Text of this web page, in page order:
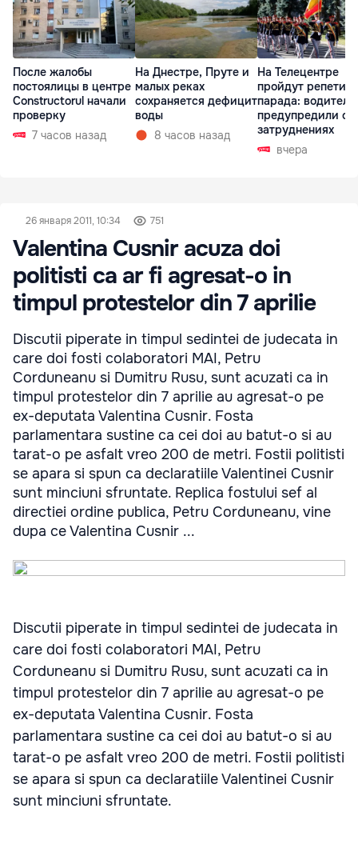
После жалобы
постоялицы в центре
Constructorul начали
проверку
7 часов назад
На Днестре, Пруте и
малых реках
сохраняется дефицит
воды
8 часов назад
На Телецентре
пройдут
парада:
предупредили о
затруднениях
вчера
26 января 2011, 10:34 751
Valentina Cusnir acuza doi
politisti ca ar fi agresat-o in
timpul protestelor din 7 aprilie
Discutii piperate in timpul sedintei de judecata in
care doi fosti colaboratori MAI, Petru
Corduneanu si Dumitru Rusu, sunt acuzati ca in
timpul protestelor din 7 aprilie au agresat-o pe
ex-deputata Valentina Cusnir. Fosta
parlamentara sustine ca cei doi au batut-o si au
tarat-o pe asfalt vreo 200 de metri. Fostii politisti
se apara si spun ca declaratiile Valentinei Cusnir
sunt minciuni sfruntate. Replica fostului sef al
directiei ordine publica, Petru Corduneanu, vine
dupa ce Valentina Cusnir ...
Discutii piperate in timpul sedintei de judecata in
care doi fosti colaboratori MAI, Petru
Corduneanu si Dumitru Rusu, sunt acuzati ca in
timpul protestelor din 7 aprilie au agresat-o pe
ex-deputata Valentina Cusnir. Fosta
parlamentara sustine ca cei doi au batut-o si au
tarat-o pe asfalt vreo 200 de metri. Fostii politisti
se apara si spun ca declaratiile Valentinei Cusnir
sunt minciuni sfruntate.